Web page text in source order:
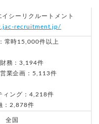
シーリクルートメント
recruitment.jp/
常時15,000件以上
務：3,194件
業企画：5,113件
ィング：4,218件
：2,878件
全国